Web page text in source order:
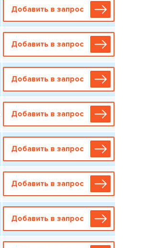
Добавить в запрос
Добавить в запрос
Добавить в запрос
Добавить в запрос
Добавить в запрос
Добавить в запрос
Добавить в запрос